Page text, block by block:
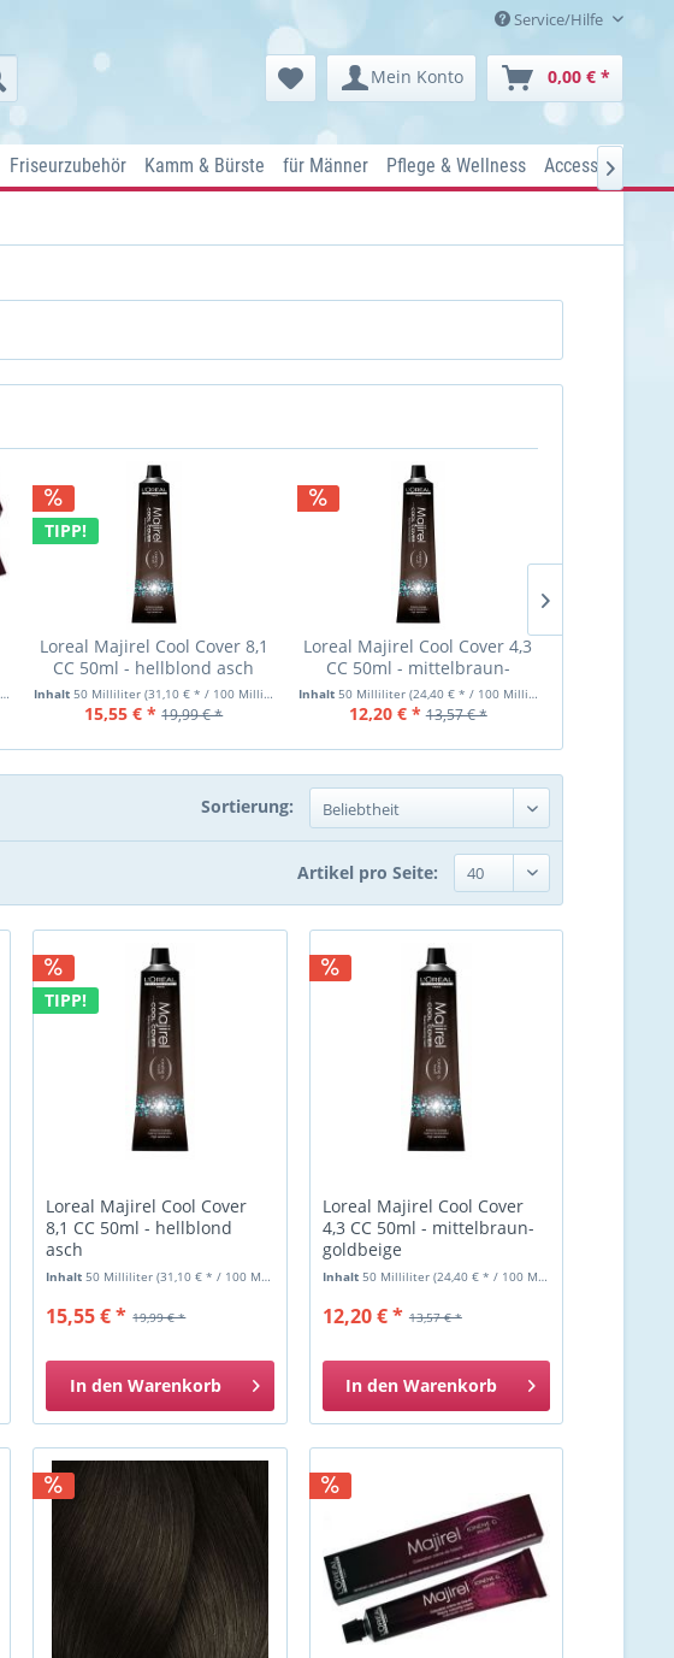
Service/Hilfe
Mein Konto 0,00 € *
Friseurzubehör Kamm & Bürste für Männer Pflege & Wellness Accessoires

TIPP!
Loreal Majirel Cool Cover 8,1
CC 50ml - hellblond asch
Inhalt 50 Milliliter (31,10 € * / 100 Milliliter)
15,55 € * 19,99 € *
Loreal Majirel Cool Cover 4,3
CC 50ml - mittelbraun-
goldbeige
Inhalt 50 Milliliter (24,40 € * / 100 Milliliter)
12,20 € * 13,57 € *
Sortierung:
Artikel pro Seite:
TIPP!
Loreal Majirel Cool Cover
8,1 CC 50ml - hellblond
asch
Inhalt50 Milliliter(31,10 € * / 100 Milliliter)
19,99 € *
15,55 € *
In den Warenkorb
Loreal Majirel Cool Cover
4,3 CC 50ml - mittelbraun-
goldbeige
Inhalt 50 Milliliter (24,40 € * / 100 Milliliter)
13,57 € *
12,20 € *
In den Warenkorb